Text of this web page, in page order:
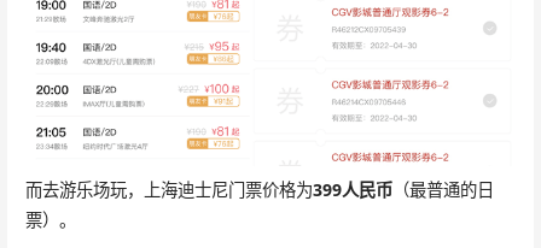
而去游乐场玩，上海迪士尼门票价格为399人民币（最普通的日
票）。